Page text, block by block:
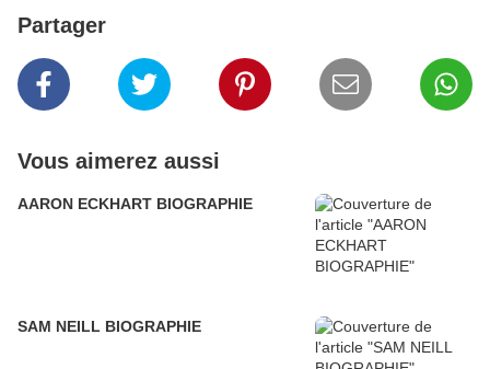
Partager
Vous aimerez aussi
AARON ECKHART BIOGRAPHIE
SAM NEILL BIOGRAPHIE